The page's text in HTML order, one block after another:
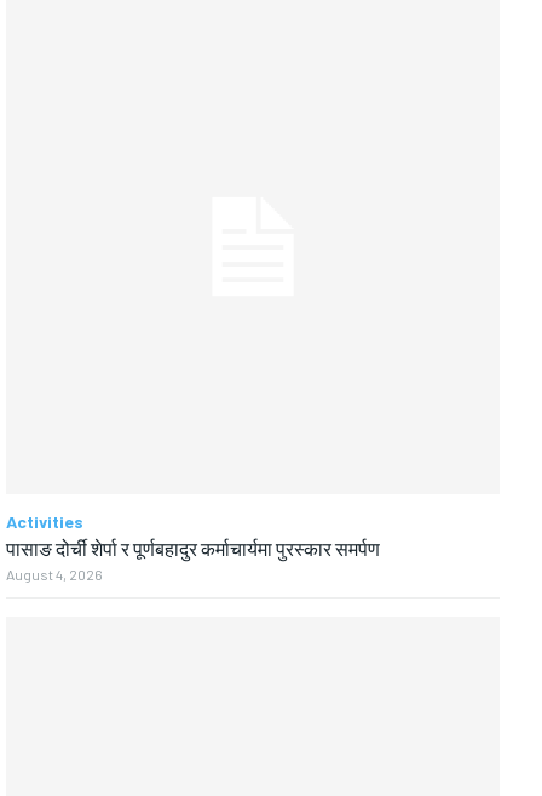
Activities
पासाङ दोर्ची शेर्पा र पूर्णबहादुर कर्माचार्यमा पुरस्कार समर्पण
August 4, 2026